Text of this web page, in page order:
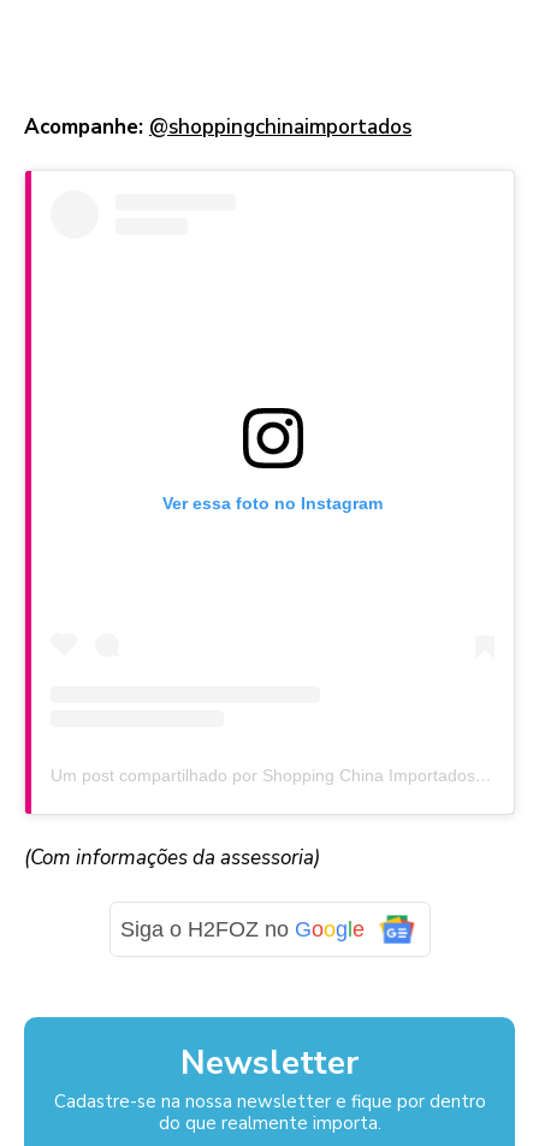
Acompanhe: @shoppingchinaimportados
Ver essa foto no Instagram
Um post compartilhado por Shopping China Importados (@shoppingchinaimportados)
(Com informações da assessoria)
Siga o H2FOZ no Goog e
Newsletter
Cadastre-se na nossa newsletter e fique por dentro
do que realmente importa.